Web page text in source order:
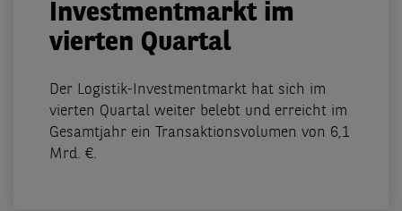
Investmentmarkt im
vierten Quartal
Der Logistik-Investmentmarkt hat sich im
vierten Quartal weiter belebt und erreicht im
Gesamtjahr ein Transaktionsvolumen von 6,1
Mrd. €.